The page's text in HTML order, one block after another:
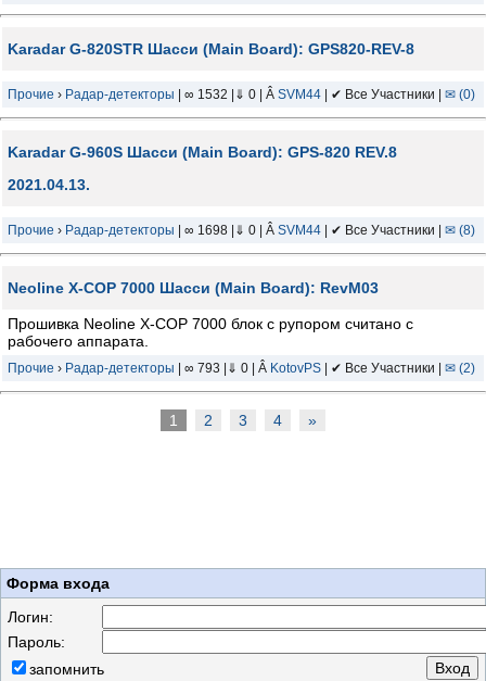
Karadar G-820STR Шасси (Main Board): GPS820-REV-8
Прочие › Радар-детекторы | ∞ 1532 |⇓ 0 | Â SVM44 | ✔ Все Участники | ✉ (0)
Karadar G-960S Шасси (Main Board): GPS-820 REV.8
2021.04.13.
Прочие › Радар-детекторы | ∞ 1698 |⇓ 0 | Â SVM44 | ✔ Все Участники | ✉ (8)
Neoline X-COP 7000 Шасси (Main Board): RevM03
Прошивка Neoline X-COP 7000 блок с рупором считано с
рабочего аппарата.
Прочие › Радар-детекторы | ∞ 793 |⇓ 0 | Â KotovPS | ✔ Все Участники | ✉ (2)
1 2 3 4 »
Форма входа
Логин:
Пароль:
запомнить